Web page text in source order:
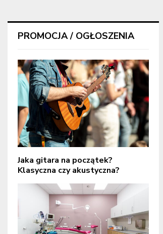
PROMOCJA / OGŁOSZENIA
Jaka gitara na początek?
Klasyczna czy akustyczna?